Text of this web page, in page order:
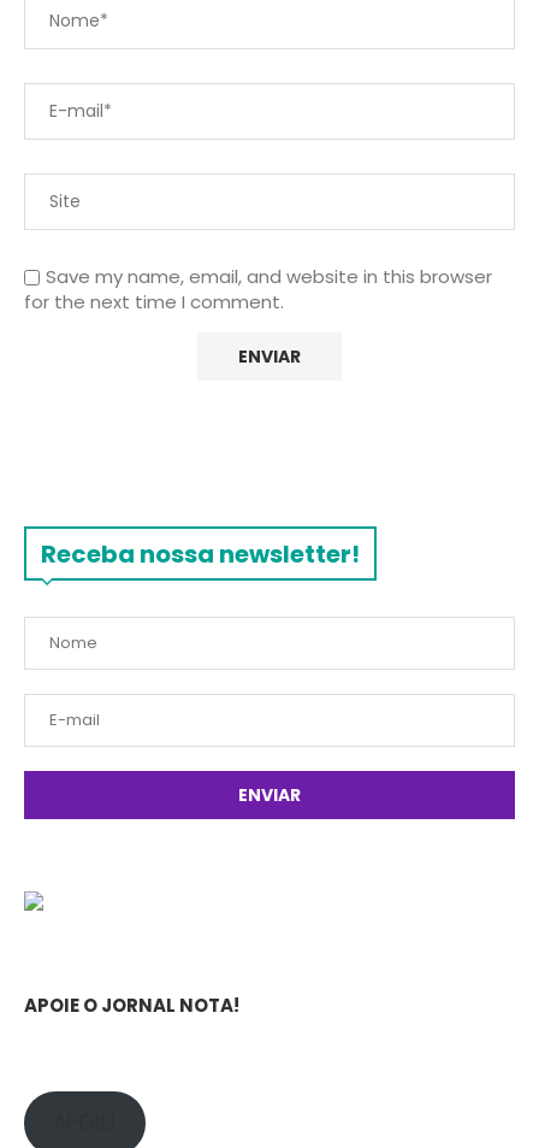
Save my name, email, and website in this browser
for the next time I comment.
Receba nossa newsletter!
APOIE O JORNAL NOTA!